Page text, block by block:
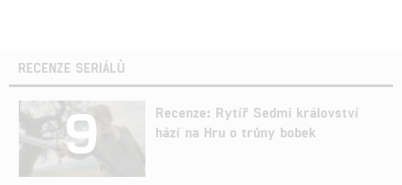
RECENZE SERIÁLŮ
9
Recenze: Rytíř Sedmi království
hází na Hru o trůny bobek